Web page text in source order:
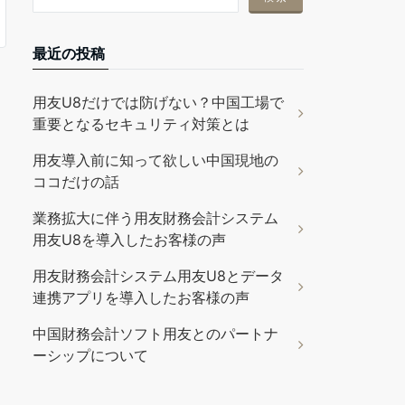
最近の投稿
用友U8だけでは防げない？中国工場で
重要となるセキュリティ対策とは
用友導入前に知って欲しい中国現地の
ココだけの話
業務拡大に伴う用友財務会計システム
用友U8を導入したお客様の声
用友財務会計システム用友U8とデータ
連携アプリを導入したお客様の声
中国財務会計ソフト用友とのパートナ
ーシップについて